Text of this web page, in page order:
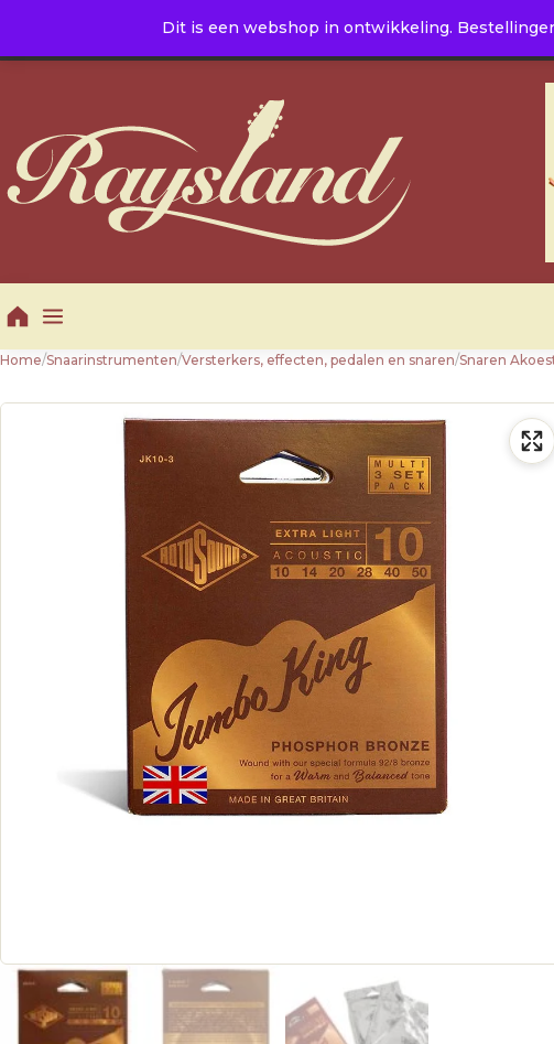
Dit is een webshop in ontwikkeling.
T. +31 10 5016605
Productcategorieën
Home/Snaarinstrumenten/Versterkers, effecten, pedalen en snaren/Snaren